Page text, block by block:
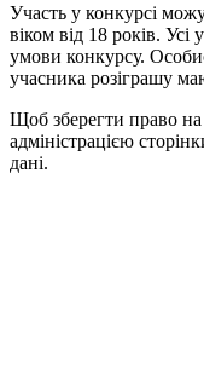
Участь у конкурсі
віком від 18 років. Усі
умови конкурсу.
учасника розіграшу
Щоб зберегти право на
адміністрацією
дані.